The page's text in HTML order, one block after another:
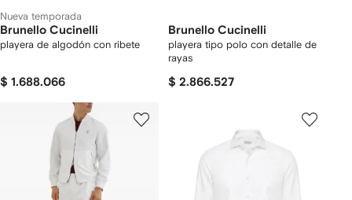
Nueva temporada
Brunello Cucinelli
playera de algodón con ribete
$ 1.688.066
Brunello Cucinelli
playera tipo polo con detalle de
rayas
$ 2.866.527